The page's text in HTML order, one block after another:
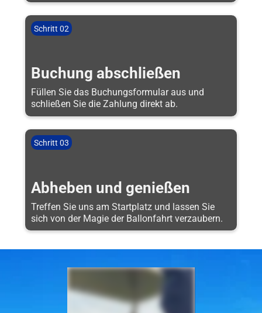
Schritt 02
Buchung abschließen
Füllen Sie das Buchungsformular aus und
schließen Sie die Zahlung direkt ab.
Schritt 03
Abheben und genießen
Treffen Sie uns am Startplatz und lassen Sie
sich von der Magie der Ballonfahrt verzaubern.